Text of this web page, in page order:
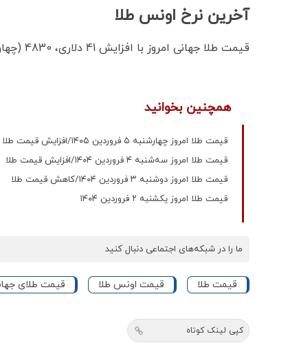
آخرین نرخ اونس طلا
قیمت طلا جهانی امروز با افزایش 41 دلاری، 4830 (چهار هزار و هشتصد و سی) دلار نرخ‌گذاری شد.
همچنین بخوانید
قیمت طلا امروز چهارشنبه ۵ فروردین ۱۴۰۵/افزایش قیمت طلا
قیمت طلا امروز سه‌شنبه ۴ فروردین ۱۴۰۴/افزایش قیمت طلا
قیمت طلا امروز دوشنبه ۳ فروردین ۱۴۰۴/کاهش قیمت طلا
قیمت طلا امروز یکشنبه ۲ فروردین ۱۴۰۴
ما را در شبکه‌های اجتماعی دنبال کنید
قیمت طلا قیمت اونس طلا قیمت طلای
کپی لینک کوتاه